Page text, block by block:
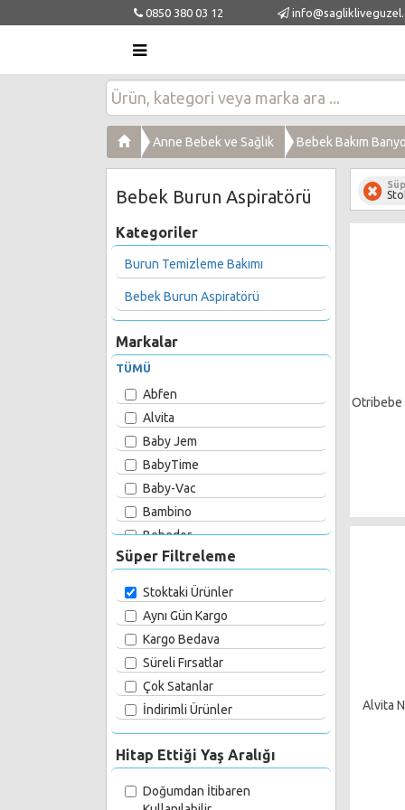
0850 380 03 12
Anne Bebek ve Sağlık Bebek Bakım
Bebek Burun Aspiratörü
Kategoriler
Burun Temizleme Bakımı
Bebek Burun Aspiratörü
Markalar
TÜMÜ
Abfen
Alvita
Baby Jem
BabyTime
Baby-Vac
Bambino
Bebedor
BebeDue
Beurer
Chicco
Farmamedi
Hanymish
Milkway
Mothersmart
Nareks
Nimo
Nuk
Süper Filtreleme
Stoktaki Ürünler
Aynı Gün Kargo
Kargo Bedava
Süreli Fırsatlar
Çok Satanlar
İndirimli Ürünler
Hitap Ettiği Yaş Aralığı
Doğumdan İtibaren
Otribebe
Alvita